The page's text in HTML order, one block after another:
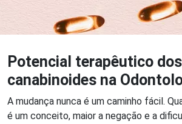
Potencial terapêutico dos
canabinoides na
A mudança nunca é um caminho fácil.
é um conceito, maior a negação e a